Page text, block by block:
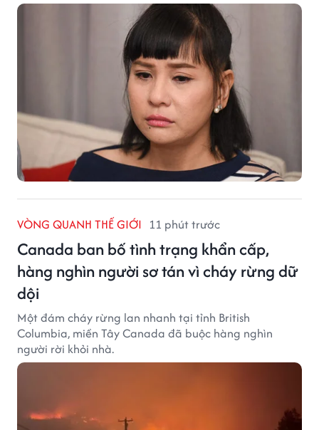
VÒNG QUANH THẾ GIỚI 11 phút trước
Canada ban bố tình trạng khẩn cấp,
hàng nghìn người sơ tán vì cháy rừng dữ
dội
Một đám cháy rừng lan nhanh tại tỉnh British
Columbia, miền Tây Canada đã buộc hàng nghìn
người rời khỏi nhà.